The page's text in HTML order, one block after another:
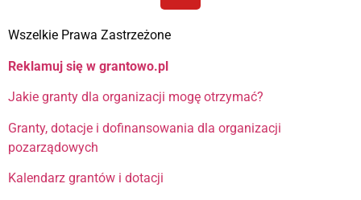
Wszelkie Prawa Zastrzeżone
Reklamuj się w grantowo.pl
Jakie granty dla organizacji mogę otrzymać?
Granty, dotacje i dofinansowania dla organizacji
pozarządowych
Kalendarz grantów i dotacji